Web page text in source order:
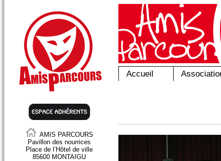
Accueil
AMIS PARCOURS
Pavillon des nourrices
Place de l’Hôtel de ville
85600 MONTAIGU